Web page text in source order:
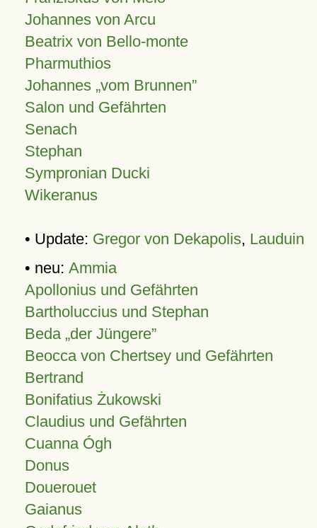
Johannes von Arcu
Beatrix von Bello-monte
Pharmuthios
Johannes vom Brunnen
Salon und Gefährten
Senach
Stephan
Sympronian Ducki
Wikeranus
• Update: Gregor von Dekapolis, Lauduin
• neu: Ammia
Apollonius und Gefährten
Bartholuccius und Stephan
Beda „der Jüngere”
Beocca von Chertsey und Gefährten
Bertrand
Bonifatius Żukowski
Claudius und Gefährten
Cuanna Ógh
Donus
Douerouet
Gaianus